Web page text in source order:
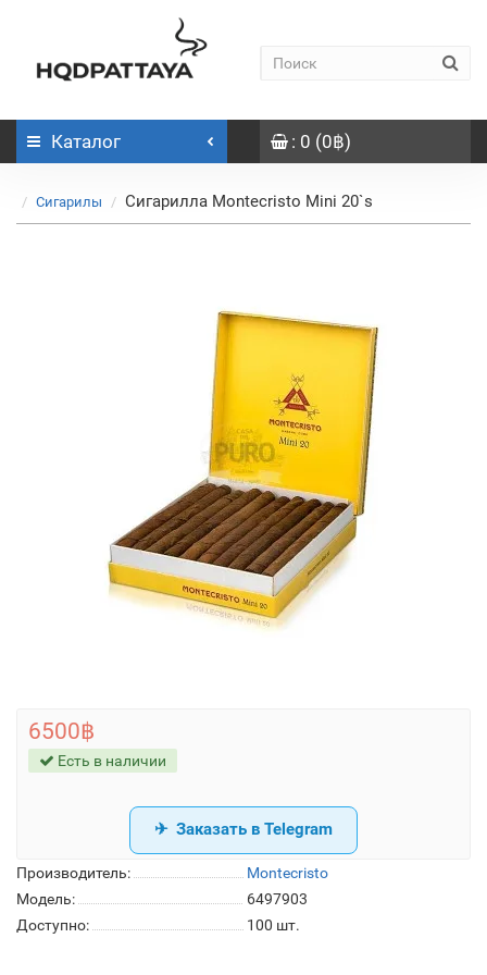
Каталог : 0 (0฿)
Сигарилы Сигарилла Montecristo Mini 20`s
Производитель:
Montecristo
Модель:
6497903
Доступно:
100 шт.
6500฿
Есть в наличии
Заказать в Telegram